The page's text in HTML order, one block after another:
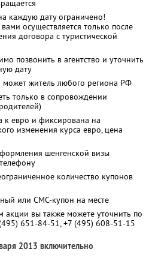
каждую дату ограничено!
осуществляется только после
договора с туристической
позвонить в агентство и уточнить
дату
может житель любого региона РФ
только в сопровождении
к евро и фиксирована на
изменения курса евро, цена
шенгенской визы
количество купонов
или СМС-купон на месте
вы также можете уточнить по
651-84-51, +7 (495) 608-51-15
2013 включительно